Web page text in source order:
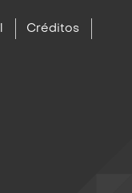
Créditos